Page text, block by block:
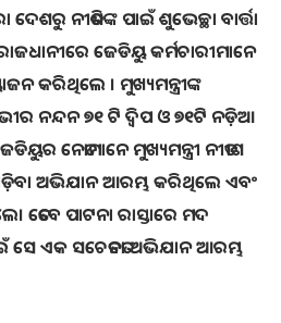
ନୀତିଶଙ୍କ ପାଇଁ ଶୁଭେଚ୍ଛା ବାର୍ତ୍ତା
ଜେଡିୟୁ କର୍ମଚାରୀମାନେ
କରିଥିଲେ । ମୁଖ୍ୟମନ୍ତ୍ରୀଙ୍କ
ନନ୍ଦନ ୭୧ ଟି ଦ୍ୱିପ ଓ ୭୧ଟି ନଡ଼ିଆ
ନେତାମାନେ ମୁଖ୍ୟମନ୍ତ୍ରୀ ନୀତୀଶ
ଅଭିଯାନ ଆରମ୍ଭ କରିଥିଲେ ଏବଂ
ତେବେ ପାଟନା ରାସ୍ତାରେ ମଦ
ଏକ ସଚେତନତା ଅଭିଯାନ ଆରମ୍ଭ